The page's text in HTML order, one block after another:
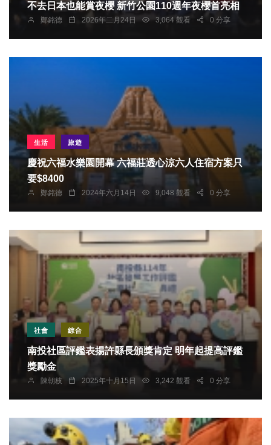
不去日本也能賞夜櫻 新竹公園110週年夜櫻首亮相
鄭銘德 2026年二月24日 3,064 觀看 0 分享
生活 旅遊
慶祝六福水樂園開幕 六福莊透心涼六人住宿方案只
要$8400
鄭銘德 2024年六月14日 9,048 觀看 0 分享
社會 綜合
南投社區評鑑表揚許縣長頒獎肯定 明年起提高評鑑
獎勵金
陳朝枝 2025年十月15日 3,242 觀看 0 分享